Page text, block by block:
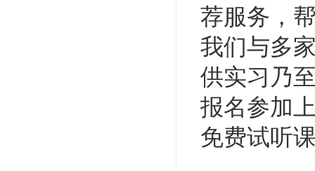
荐服务，
我们与多
供实习乃
报名参加
免费试听